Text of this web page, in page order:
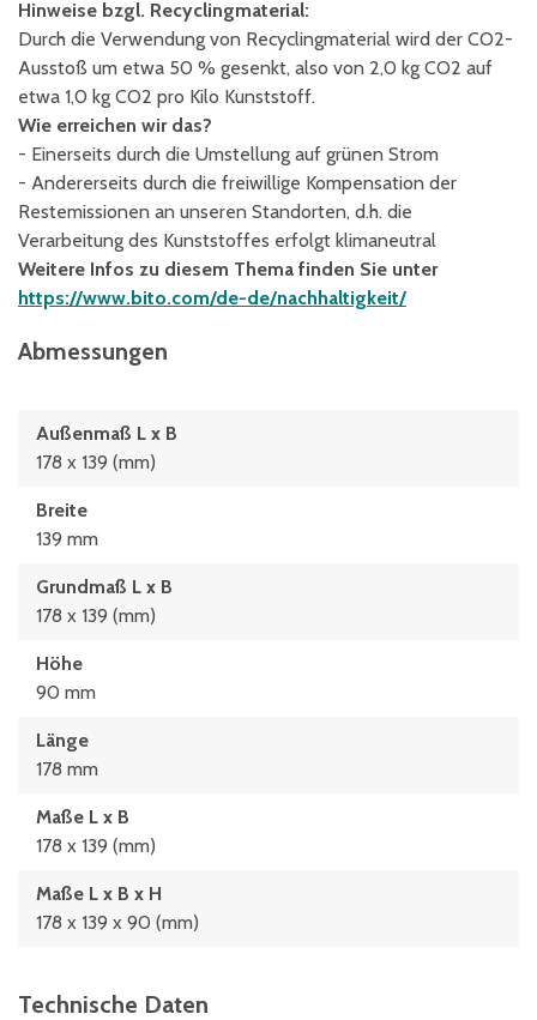
Hinweise bzgl. Recyclingmaterial:
Durch die Verwendung von Recyclingmaterial wird der CO2-
Ausstoß um etwa 50 % gesenkt, also von 2,0 kg CO2 auf
etwa 1,0 kg CO2 pro Kilo Kunststoff.
Wie erreichen wir das?
- Einerseits durch die Umstellung auf grünen Strom
- Andererseits durch die freiwillige Kompensation der
Restemissionen an unseren Standorten, d.h. die
Verarbeitung des Kunststoffes erfolgt klimaneutral
Weitere Infos zu diesem Thema finden Sie unter
https://www.bito.com/de-de/nachhaltigkeit/
Abmessungen
Außenmaß L x B
178 x 139 (mm)
Breite
139 mm
Grundmaß L x B
178 x 139 (mm)
Höhe
90 mm
Länge
178 mm
Maße L x B
178 x 139 (mm)
Maße L x B x H
178 x 139 x 90 (mm)
Technische Daten